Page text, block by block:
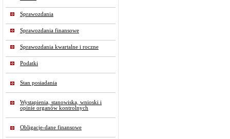
Sprawozdania
Sprawozdania finansowe
Sprawozdania kwartalne i roczne
Podatki
Stan posiadania
Wystąpienia, stanowiska, wnioski i
opinie organów kontrolnych
Obligacje-dane finansowe